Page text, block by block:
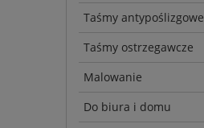
Taśmy antypoślizgowe
Taśmy ostrzegawcze
Malowanie
Do biura i domu